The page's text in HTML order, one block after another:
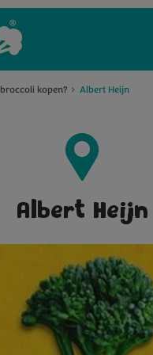
broccoli kopen? Albert Heijn
Albert Heijn